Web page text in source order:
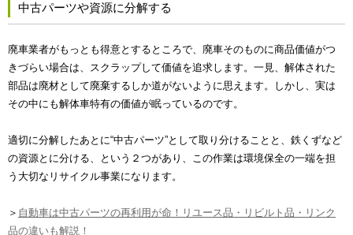
中古パーツや資源に分解する
廃車業者がもっとも得意とするところで、廃車そのものに商品価値がつ
きづらい場合は、スクラップして価値を追求します。一見、解体された
部品は廃材として廃棄するしか道がないように思えます。しかし、実は
その中にも解体車特有の価値が眠っているのです。
適切に分解したあとに“中古パーツ”として取り分けることと、鉄くずなど
の資源とに分ける、という２つがあり、この作業は環境保全の一端を担
う大切なリサイクル事業になります。
＞ 自動車は中古パーツの再利用が命！リユース品・リビルト品・リンク
品の違いも解説！